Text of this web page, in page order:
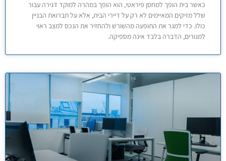
כאשר בית הופך למחסן פיראטי, הוא הופך במהרה למוקד דגירה עבור
שלל מזיקים המאיימים לא רק על דיירי הבית, אלא על תברואת הבניין
כולו. כדי למגר את התופעה מהשורש ולהחזיר את הנכס למצב ראוי
למגורים, הדברה בלבד אינה מספיקה.